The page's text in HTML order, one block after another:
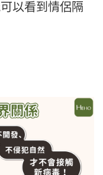
以看到情侶隔